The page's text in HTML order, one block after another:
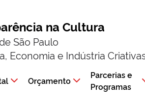
na Cultura
São Paulo
Economia e Indústria
Orçamento
Parcerias e
Programas